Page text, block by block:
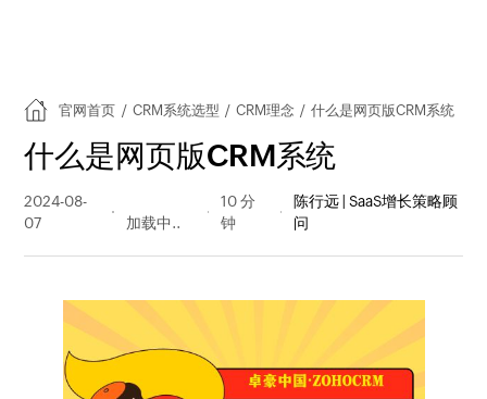
官网首页 / CRM系统选型 / CRM理念 / 什么是网页版CRM系统
什么是网页版CRM系统
2024-08-
07
量
10 分
钟
陈行远 | SaaS增长策略顾
问